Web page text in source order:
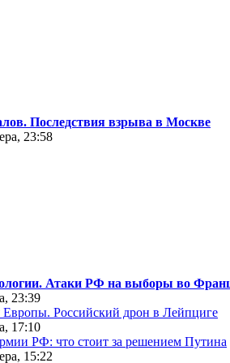
Последствия взрыва в Москве
23:58
Атаки РФ на выборы во
23:39
Европы. Российский дрон в Лейпциге
17:10
РФ: что стоит за решением Путина
15:22